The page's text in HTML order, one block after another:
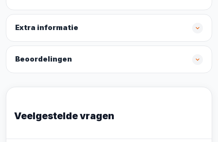
Extra informatie
Beoordelingen
Veelgestelde vragen